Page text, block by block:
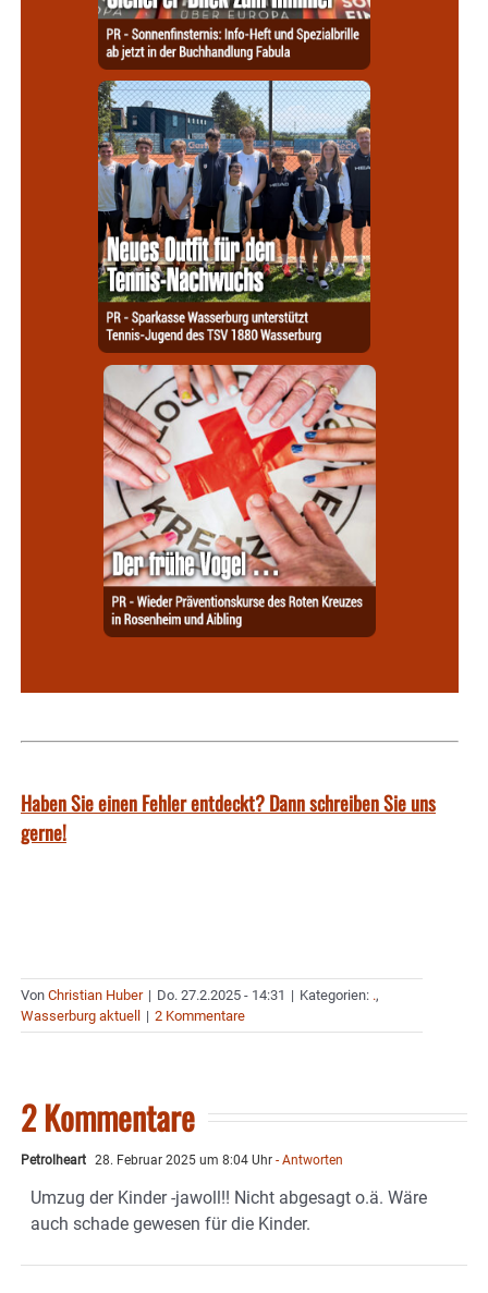
Haben Sie einen Fehler entdeckt? Dann schreiben Sie uns
gerne!
Von Christian Huber | Do. 27.2.2025 - 14:31 | Kategorien: .,
Wasserburg aktuell
| 2 Kommentare
2 Kommentare
Petrolheart 28. Februar 2025 um 8:04 Uhr - Antworten
Umzug der Kinder -jawoll!! Nicht abgesagt o.ä. Wäre
auch schade gewesen für die Kinder.